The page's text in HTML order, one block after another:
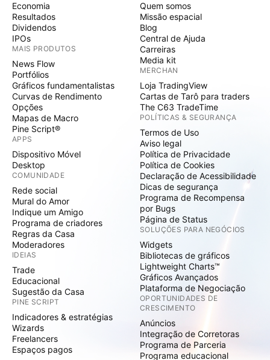
Economia
Resultados
Dividendos
IPOs
MAIS PRODUTOS
News Flow
Portfólios
Gráficos fundamentalistas
Curvas de Rendimento
Opções
Mapas de Macro
Pine Script®
APPS
Dispositivo Móvel
Desktop
COMUNIDADE
Rede social
Mural do Amor
Indique um Amigo
Programa de criadores
Regras da Casa
Moderadores
IDEIAS
Trade
Educacional
Sugestão da Casa
PINE SCRIPT
Indicadores & estratégias
Wizards
Freelancers
Espaços pagos
Quem somos
Missão espacial
Blog
Central de Ajuda
Carreiras
Media kit
MERCHAN
Loja TradingView
Cartas de Tarô para traders
The C63 TradeTime
POLÍTICAS & SEGURANÇA
Termos de Uso
Aviso legal
Política de Privacidade
Política de Cookies
Declaração de Acessibilidade
Dicas de segurança
Programa de Recompensa
por Bugs
Página de Status
SOLUÇÕES PARA NEGÓCIOS
Widgets
Bibliotecas de gráficos
Lightweight Charts™
Gráficos Avançados
Plataforma de Negociação
OPORTUNIDADES DE
CRESCIMENTO
Anúncios
Integração de Corretoras
Programa de Parceria
Programa educacional